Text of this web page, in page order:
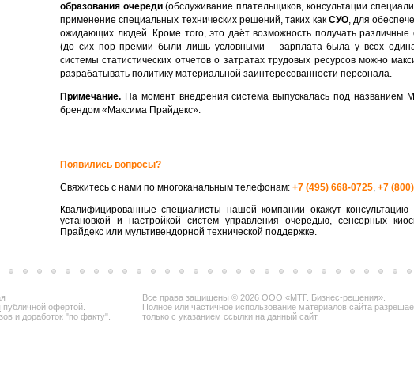
образования очереди(обслуживание плательщиков, консультации
применение специальных технических решений, таких как СУО, для
ожидающих людей. Кроме того, это даёт возможность получать
(до сих пор премии были лишь условными – зарплата была у всех
системы статистических отчетов о затратах трудовых ресурсов можно
разрабатывать политику материальной заинтересованности персонала.
Примечание. На момент внедрения система выпускалась под
брендом «Максима Прайдекс».
Появились вопросы?
Свяжитесь с нами по многоканальным телефонам: +7 (495) 668-0725, +7
Квалифицированные специалисты нашей компании окажут
установкой и настройкой систем управления очередью, сенсорных
Прайдекс или мультивендорной технической поддержке.
публичной офертой.
и доработок "по факту".
Все права защищены © 2026 ООО «МТГ. Бизнес-решения».
Полное или частичное использование материалов сайта
только с указанием ссылки на данный сайт.